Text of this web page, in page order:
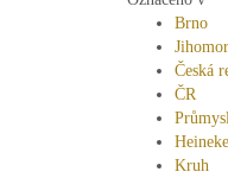
Brno
Česká
ČR
Kruh